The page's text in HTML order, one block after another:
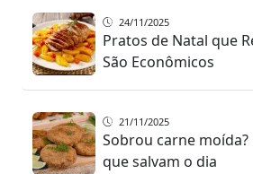
24/11/2025
Pratos de Natal que
São Econômicos
21/11/2025
Sobrou carne moída?
que salvam o dia